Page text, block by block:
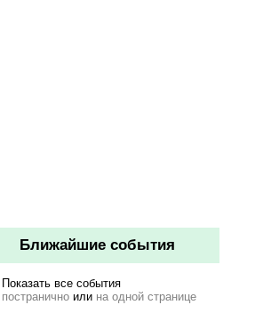
Ближайшие события
Показать все события
постранично или на одной странице